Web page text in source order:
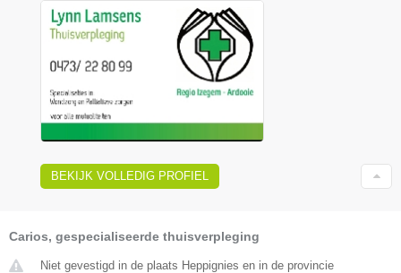
BEKIJK VOLLEDIG PROFIEL
Carios, gespecialiseerde thuisverpleging
Niet gevestigd in de plaats Heppignies en in de provincie